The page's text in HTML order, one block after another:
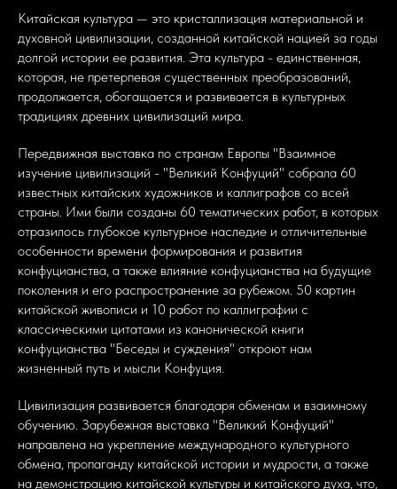
Китайская культура — это кристаллизация материальной и
духовной цивилизации, созданной китайской нацией за годы
долгой истории ее развития. Эта культура - единственная,
которая, не претерпевая существенных преобразований,
продолжается, обогащается и развивается в культурных
традициях древних цивилизаций мира.
Передвижная выставка по странам Европы "Взаимное
изучение цивилизаций - "Великий Конфуций" собрала 60
известных китайских художников и каллиграфов со всей
страны. Ими были созданы 60 тематических работ, в которых
отразилось глубокое культурное наследие и отличительные
особенности времени формирования и развития
конфуцианства, а также влияние конфуцианства на будущие
поколения и его распространение за рубежом. 50 картин
китайской живописи и 10 работ по каллиграфии с
классическими цитатами из канонической книги
конфуцианства "Беседы и суждения" откроют нам
жизненный путь и мысли Конфуция.
Цивилизация развивается благодаря обменам и взаимному
обучению. Зарубежная выставка "Великий Конфуций"
направлена на укрепление международного культурного
обмена, пропаганду китайской истории и мудрости, а также
на демонстрацию китайской культуры и китайского духа, что,